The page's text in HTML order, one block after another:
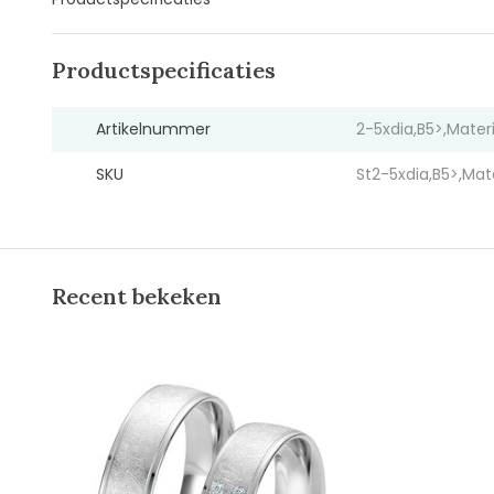
Productspecificaties
Artikelnummer 2-
SKU St2-
Recent bekeken